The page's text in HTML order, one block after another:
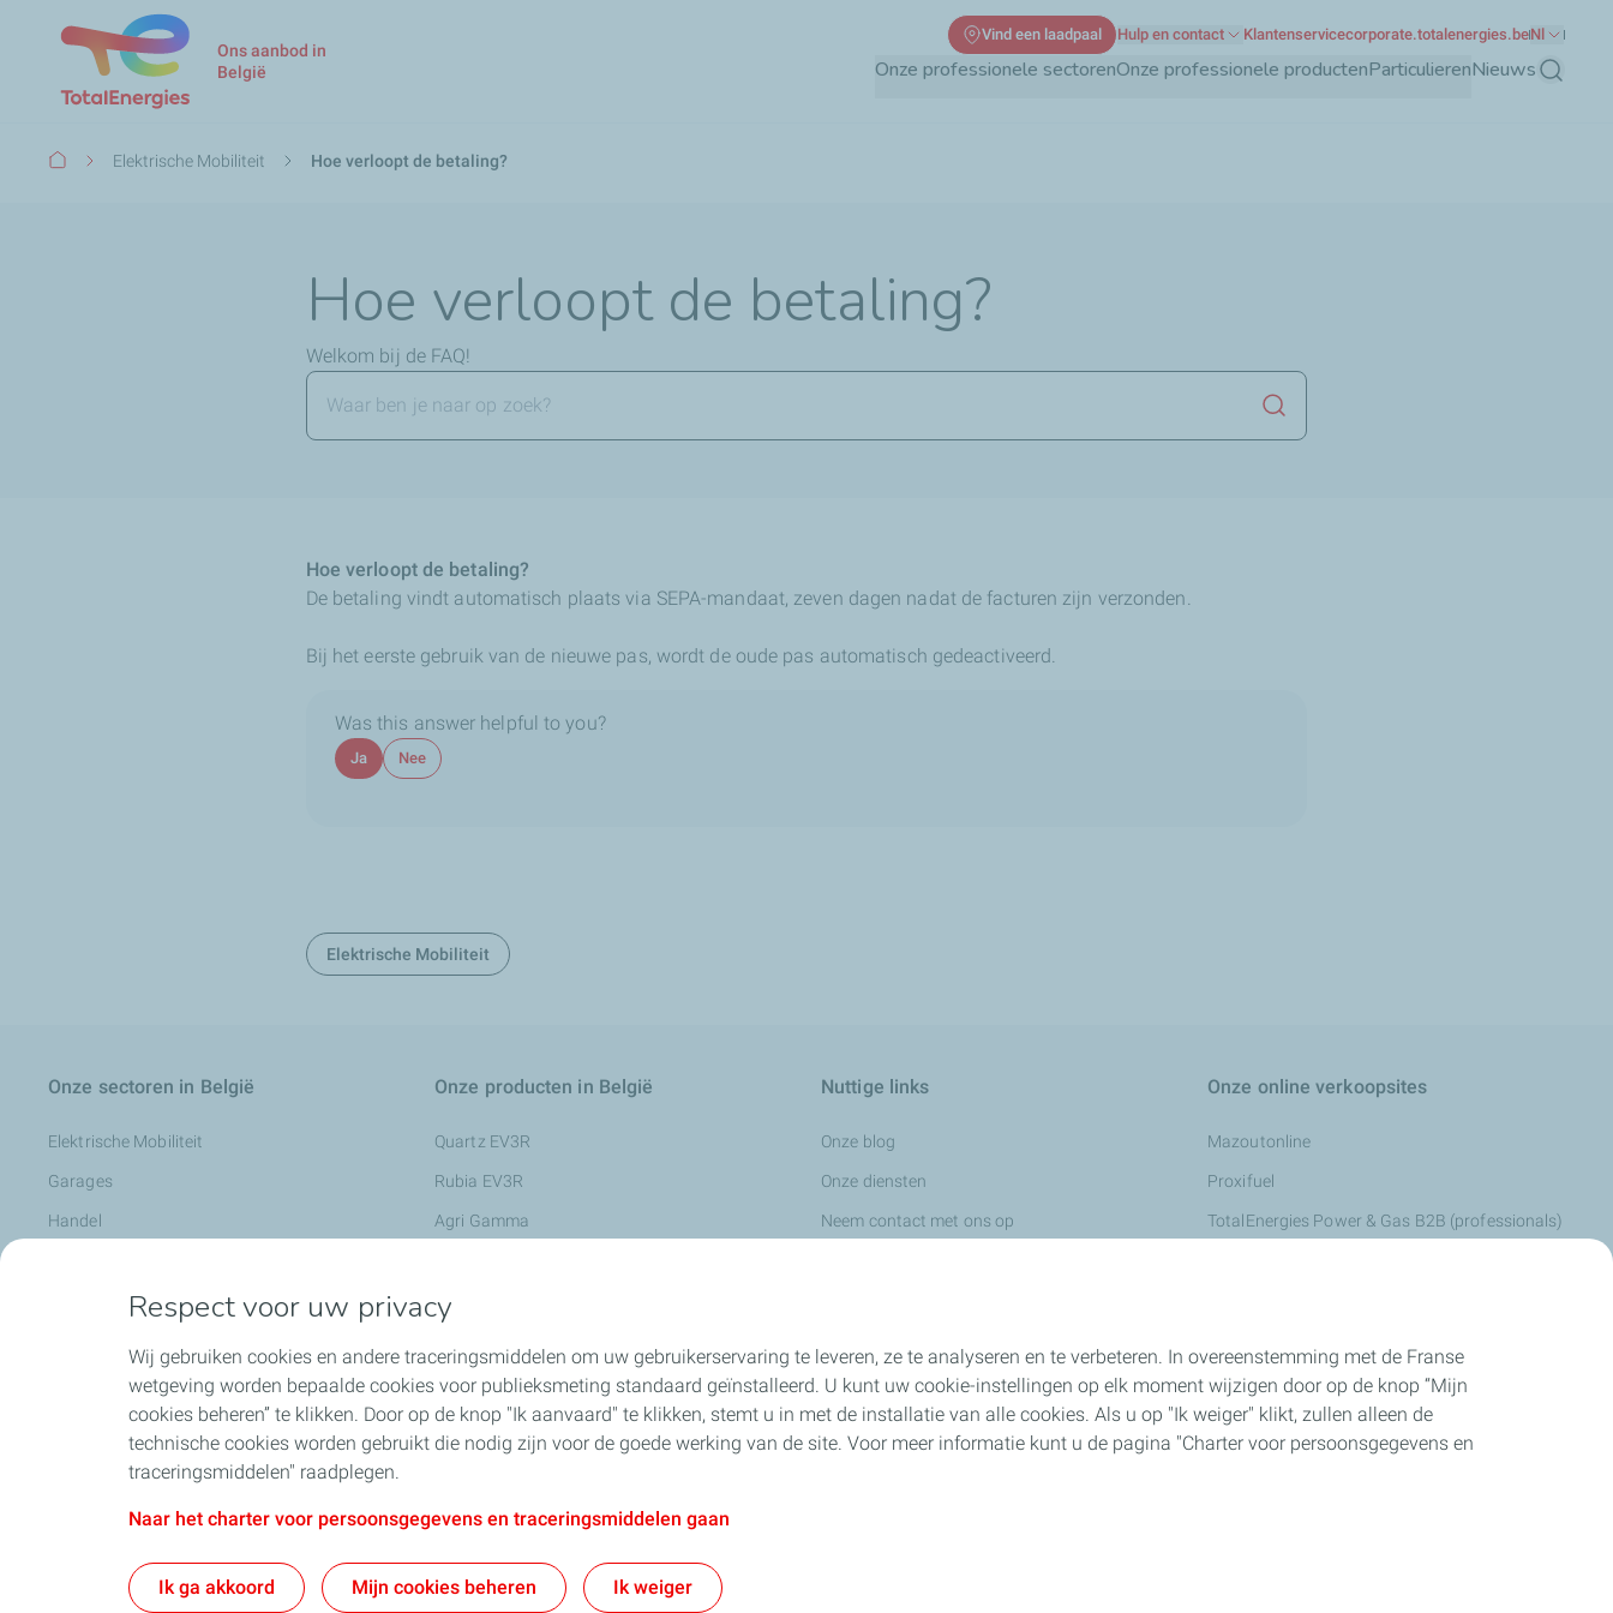
Ons aanbod in
België
Onze professionele sectorenOnze professionele productenParticulierenNieuws Zoeken
Vind een laadpaal Hulp en contact Klantenservicecorporate.totalenergies.beNl
KruimelpadElektrische Mobiliteit Hoe verloopt de betaling?
Hoe verloopt de betaling?
Welkom bij de FAQ!
Zoekopdracht starten
Hoe verloopt de betaling?
De betaling vindt automatisch plaats via SEPA-mandaat, zeven dagen nadat de facturen zijn verzonden.
Bij het eerste gebruik van de nieuwe pas, wordt de oude pas automatisch gedeactiveerd.
Was this answer helpful to you?
Ja Nee
Elektrische Mobiliteit
Onze sectoren in België
Elektrische Mobiliteit
Garages
Handel
Transports
Vastgoedbeheerder
Onze producten in België
Quartz EV3R
Rubia EV3R
Agri Gamma
Nevastane
Preslia
Smeermiddelen voor de chemische industrie
Charge+ Business
Nuttige links
Onze blog
Onze diensten
Neem contact met ons op
Onze online verkoopsites
Mazoutonline
Proxifuel
TotalEnergies Power & Gas B2B (professionals)
Algemene verkoopsvoorwaarden Algemene vorwaarden voor de aankoop
Respect voor uw privacy
Wij gebruiken cookies en andere traceringsmiddelen om uw gebruikerservaring te leveren, ze te analyseren en te verbeteren. In overeenstemming met de Franse
wetgeving worden bepaalde cookies voor publieksmeting standaard geïnstalleerd. U kunt uw cookie-instellingen op elk moment wijzigen door op de knop “Mijn
cookies beheren” te klikken. Door op de knop "Ik aanvaard" te klikken, stemt u in met de installatie van alle cookies. Als u op "Ik weiger" klikt, zullen alleen de
technische cookies worden gebruikt die nodig zijn voor de goede werking van de site. Voor meer informatie kunt u de pagina "Charter voor persoonsgegevens en
traceringsmiddelen" raadplegen.
Naar het charter voor persoonsgegevens en traceringsmiddelen gaan
Ik ga akkoord Mijn cookies beheren Ik weiger